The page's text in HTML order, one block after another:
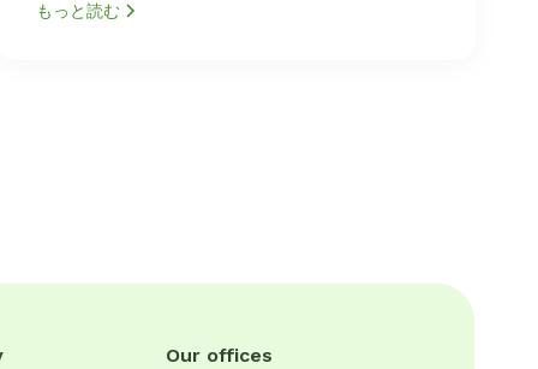
もっと読む
Our offices